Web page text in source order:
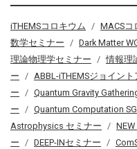
iTHEMSコロキウム MACSコ
数学セミナー
Dark Matter
理論物理学セミナー
情報理
ー
ABBL-iTHEMSジョイン
ー
Quantum Gravity
ー
Quantum Computation
Astrophysics セミナー
ー
DEEP-INセミナー